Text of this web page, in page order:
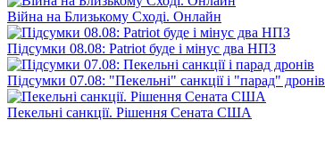
Війна на Близькому Сході. Онлайн
Підсумки 08.08: Patriot буде і мінус два НПЗ
Підсумки 07.08: "Пекельні" санкції і "парад" дронів
Пекельні санкції. Рішення Сената США